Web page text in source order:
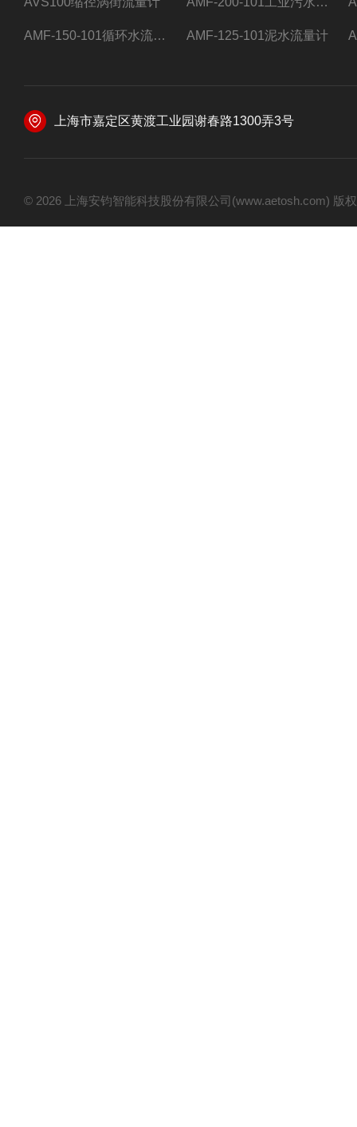
AMF-150-101循环水流量计,电磁流量计 AMF-125-101泥水流量计
上海市嘉定区黄渡工业园谢春路1300弄3号
© 2026 上海安钧智能科技股份有限公司(www.aetosh.com)